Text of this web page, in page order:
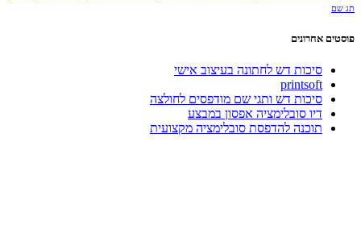
תג שם
פוסטים אחרונים
סיכות דש לחתונה בעיצוב אישי
printsoft
סיכות דש ותגי שם מודפסים לחולצה
דיו סובלימציה אפסון במבצע
תוכנה להדפסת סובלימציה מקצועית